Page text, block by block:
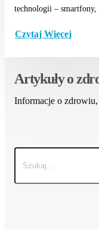
technologii – smartfony,
Czytaj Więcej
Artykuły o
Informacje o